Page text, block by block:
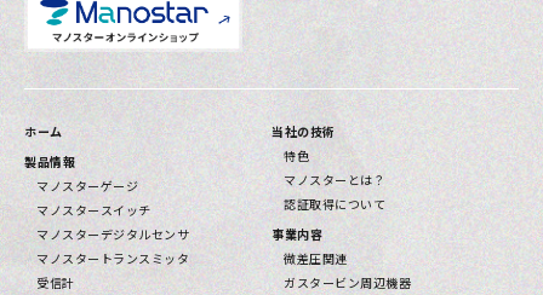
ホーム
製品情報
マノスターゲージ
マノスタースイッチ
マノスターデジタルセンサ
マノスタートランスミッタ
受信計
当社の技術
特色
マノスターとは？
認証取得について
事業内容
微差圧関連
ガスタービン周辺機器